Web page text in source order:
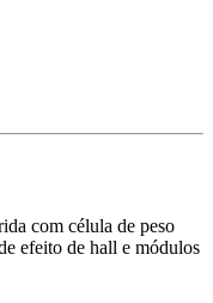
com célula de peso
efeito de hall e módulos